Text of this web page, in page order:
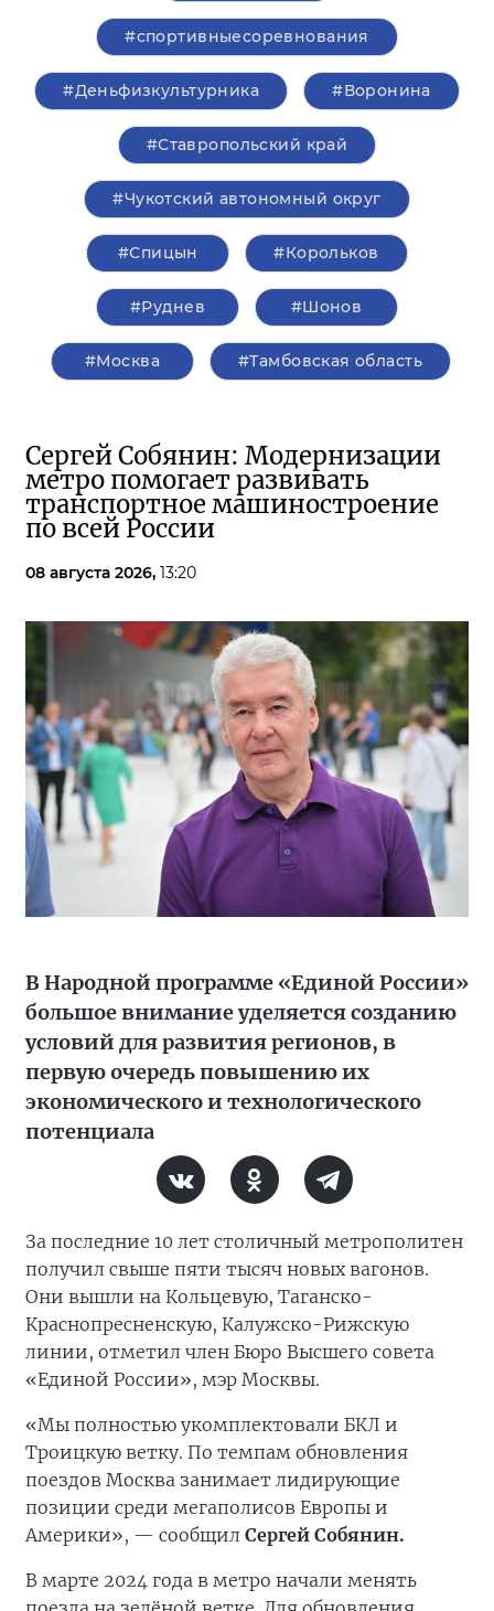
#спортивныесоревнования
#Деньфизкультурника #Воронина
#Ставропольский край
#Чукотский автономный округ
#Спицын #Корольков
#Руднев #Шонов
#Москва #Тамбовская область
Сергей Собянин: Модернизации
метро помогает развивать
транспортное машиностроение
по всей России
08 августа 2026, 13:20
В Народной программе «Единой России»
большое внимание уделяется созданию
условий для развития регионов, в
первую очередь повышению их
экономического и технологического
потенциала
За последние 10 лет столичный метрополитен
получил свыше пяти тысяч новых вагонов.
Они вышли на Кольцевую, Таганско-
Краснопресненскую, Калужско-Рижскую
линии, отметил член Бюро Высшего совета
«Единой России», мэр Москвы.
«Мы полностью укомплектовали БКЛ и
Троицкую ветку. По темпам обновления
поездов Москва занимает лидирующие
позиции среди мегаполисов Европы и
Америки», — сообщил Сергей Собянин.
В марте 2024 года в метро начали менять